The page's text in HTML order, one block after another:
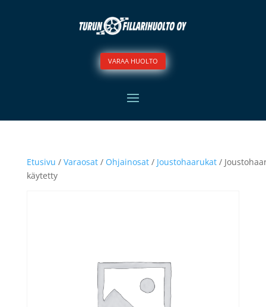
VARAA HUOLTO
Etusivu / Varaosat/ Ohjainosat/ Joustohaarukat/
käytetty